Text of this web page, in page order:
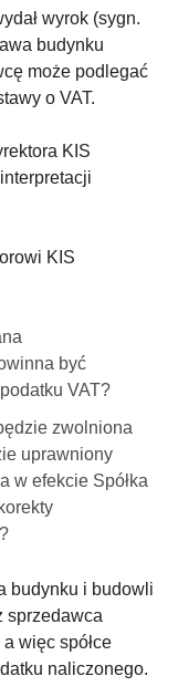
wyrok (sygn.
budynku
może podlegać
o VAT.
KIS
KIS
być
VAT?
zwolniona
uprawniony
w efekcie Spółka
budynku i budowli
sprzedawca
więc spółce
naliczonego.